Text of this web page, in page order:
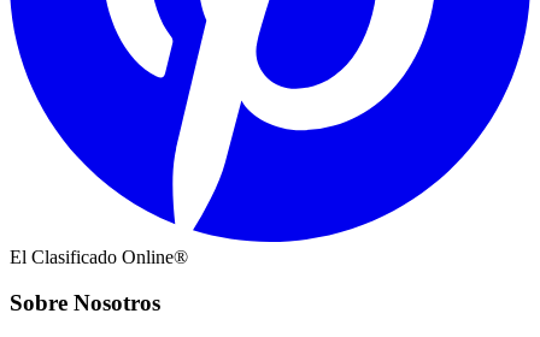
El Clasificado Online®
Sobre Nosotros